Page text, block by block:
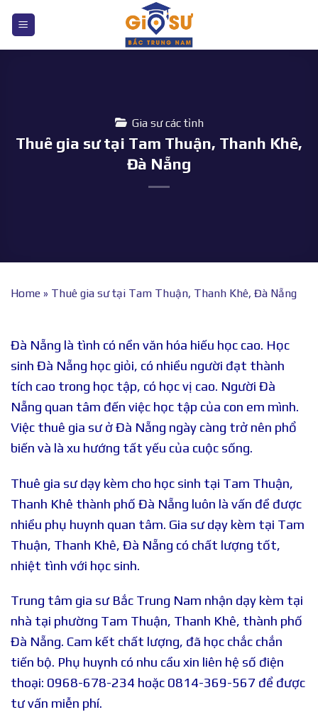
nội
Gia sư các tỉnh
Thuê gia sư tại Tam Thuận, Thanh Khê,
Đà Nẵng
Home » Thuê gia sư tại Tam Thuận, Thanh Khê, Đà Nẵng
Đà Nẵng là tình có nền văn hóa hiếu học cao. Học
sinh Đà Nẵng học giỏi, có nhiều người đạt thành
tích cao trong học tập, có học vị cao. Người Đà
Nẵng quan tâm đến việc học tập của con em mình.
Việc thuê gia sư ở Đà Nẵng ngày càng trở nên phổ
biến và là xu hướng tất yếu của cuộc sống.
Thuê gia sư dạy kèm cho học sinh tại Tam Thuận,
Thanh Khê thành phố Đà Nẵng luôn là vấn đề được
nhiều phụ huynh quan tâm. Gia sư dạy kèm tại Tam
Thuận, Thanh Khê, Đà Nẵng có chất lượng tốt,
nhiệt tình với học sinh.
Trung tâm gia sư Bắc Trung Nam nhận dạy kèm tại
nhà tại phường Tam Thuận, Thanh Khê, thành phố
Đà Nẵng. Cam kết chất lượng, đã học chắc chắn
tiến bộ. Phụ huynh có nhu cầu xin liên hệ số điện
thoại: 0968-678-234 hoặc 0814-369-567 để được
tư vấn miễn phí.